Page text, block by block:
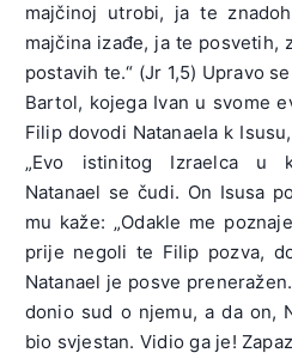
majčinoj utrobi, ja te
majčina izađe, ja te posvetih,
postavih te.“ (Jr 1,5) Upravo
Bartol, kojega Ivan u svome
Filip dovodi Natanaela k
„Evo istinitog Izraelca u
Natanael se čudi. On Isusa
mu kaže: „Odakle me
prije negoli te Filip pozva,
Natanael je posve
donio sud o njemu, a da on,
bio svjestan. Vidio ga je!